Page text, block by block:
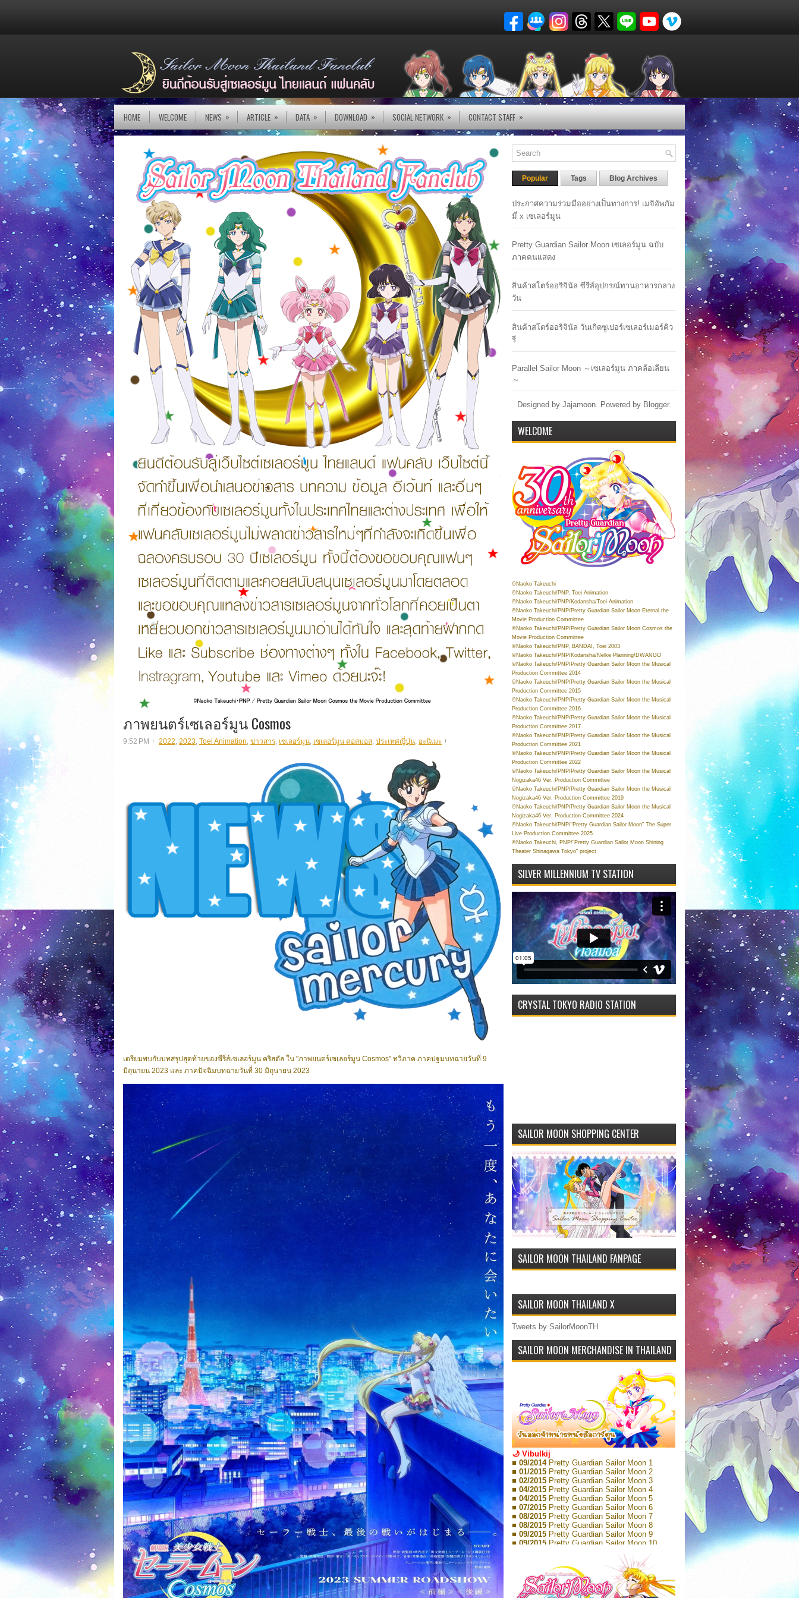
HOME WELCOME NEWS » ARTICLE » DATA » DOWNLOAD » SOCIAL NETWORK » CONTACT STAFF »
ภาพยนตร์เซเลอร์มูน Cosmos
9:52 PM 2022, 2023, Toei Animation, ข่าวสาร, เซเลอร์มูน, เซเลอร์มูน คอสมอส, ประเทศญี่ปุ่น, อะนิเมะ
เตรียมพบกับบทสรุปสุดท้ายของซีรี่ส์เซเลอร์มูน คริสตัล ใน "ภาพยนตร์เซเลอร์มูน Cosmos" ทวิภาค ภาคปฐมบทฉายวันที่ 9
มิถุนายน 2023 และ ภาคปัจฉิมบทฉายวันที่ 30 มิถุนายน 2023
Popular Tags Blog Archives
ประกาศความร่วมมืออย่างเป็นทางการ! เมจิอัพกัม
มี่ x เซเลอร์มูน
Pretty Guardian Sailor Moon เซเลอร์มูน ฉบับ
ภาคคนแสดง
สินค้าสโตร์ออริจินัล ซีรีส์อุปกรณ์ทานอาหารกลาง
วัน
สินค้าสโตร์ออริจินัล วันเกิดซูเปอร์เซเลอร์เมอร์คิว
รี่
Parallel Sailor Moon ～เซเลอร์มูน ภาคล้อเลียน
～
Designed by Jajamoon. Powered by Blogger.
WELCOME
©Naoko Takeuchi
©Naoko Takeuchi/PNP, Toei Animation
©Naoko Takeuchi/PNP/Kodansha/Toei Animation
©Naoko Takeuchi/PNP/Pretty Guardian Sailor Moon Eternal the
Movie Production Committee
©Naoko Takeuchi/PNP/Pretty Guardian Sailor Moon Cosmos the
Movie Production Committee
©Naoko Takeuchi/PNP, BANDAI, Toei 2003
©Naoko Takeuchi/PNP/Kodansha/Nelke Planning/DWANGO
©Naoko Takeuchi/PNP/Pretty Guardian Sailor Moon the Musical
Production Committee 2014
©Naoko Takeuchi/PNP/Pretty Guardian Sailor Moon the Musical
Production Committee 2015
©Naoko Takeuchi/PNP/Pretty Guardian Sailor Moon the Musical
Production Committee 2016
©Naoko Takeuchi/PNP/Pretty Guardian Sailor Moon the Musical
Production Committee 2017
©Naoko Takeuchi/PNP/Pretty Guardian Sailor Moon the Musical
Production Committee 2021
©Naoko Takeuchi/PNP/Pretty Guardian Sailor Moon the Musical
Production Committee 2022
©Naoko Takeuchi/PNP/Pretty Guardian Sailor Moon the Musical
Nogizaka46 Ver. Production Committee
©Naoko Takeuchi/PNP/Pretty Guardian Sailor Moon the Musical
Nogizaka46 Ver. Production Committee 2019
©Naoko Takeuchi/PNP/Pretty Guardian Sailor Moon the Musical
Nogizaka46 Ver. Production Committee 2024
©Naoko Takeuchi/PNP/“Pretty Guardian Sailor Moon” The Super
Live Production Committee 2025
©Naoko Takeuchi, PNP/“Pretty Guardian Sailor Moon Shining
Theater Shinagawa Tokyo” project
SILVER MILLENNIUM TV STATION
CRYSTAL TOKYO RADIO STATION
SAILOR MOON SHOPPING CENTER
SAILOR MOON THAILAND FANPAGE
SAILOR MOON THAILAND X
Tweets by SailorMoonTH
SAILOR MOON MERCHANDISE IN THAILAND
🌙 Vibulkij
■ 09/2014 Pretty Guardian Sailor Moon 1
■ 01/2015 Pretty Guardian Sailor Moon 2
■ 02/2015 Pretty Guardian Sailor Moon 3
■ 04/2015 Pretty Guardian Sailor Moon 4
■ 04/2015 Pretty Guardian Sailor Moon 5
■ 07/2015 Pretty Guardian Sailor Moon 6
■ 08/2015 Pretty Guardian Sailor Moon 7
■ 08/2015 Pretty Guardian Sailor Moon 8
■ 09/2015 Pretty Guardian Sailor Moon 9
■ 09/2015 Pretty Guardian Sailor Moon 10
Pretty Guardian Sailor Moon 11
Pretty Guardian Sailor Moon 12
Pretty Guardian Sailor Moon Short
Stories 1
■ 09/2018Pretty Guardian Sailor Moon Short